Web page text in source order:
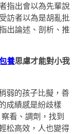
指出會以為先輩說
訪者以為是胡亂批
出論述、剖析、推
養思慮才能對小我
弱的孩子比擬，善
成績感是紛歧樣
看、調劑，找到
松高效，人也變得